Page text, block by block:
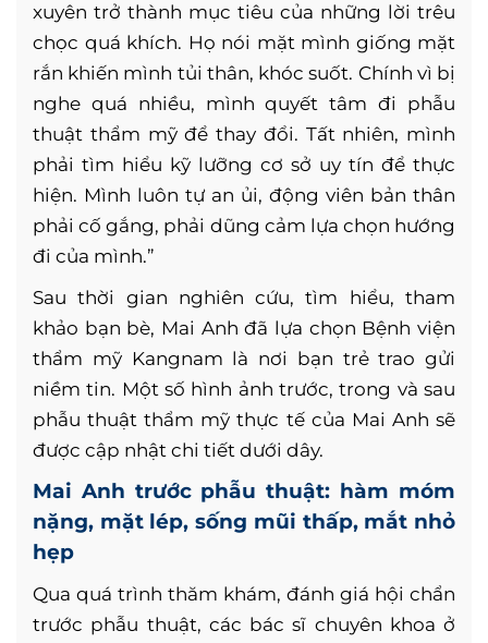
xuyên trở thành mục tiêu của những lời trêu
chọc quá khích. Họ nói mặt mình giống mặt
rắn khiến mình tủi thân, khóc suốt. Chính vì bị
nghe quá nhiều, mình quyết tâm đi phẫu
thuật thẩm mỹ để thay đổi. Tất nhiên, mình
phải tìm hiểu kỹ lưỡng cơ sở uy tín để thực
hiện. Mình luôn tự an ủi, động viên bản thân
phải cố gắng, phải dũng cảm lựa chọn hướng
đi của mình.”
Sau thời gian nghiên cứu, tìm hiểu, tham
khảo bạn bè, Mai Anh đã lựa chọn Bệnh viện
thẩm mỹ Kangnam là nơi bạn trẻ trao gửi
niềm tin. Một số hình ảnh trước, trong và sau
phẫu thuật thẩm mỹ thực tế của Mai Anh sẽ
được cập nhật chi tiết dưới dây.
Mai Anh trước phẫu thuật: hàm móm
nặng, mặt lép, sống mũi thấp, mắt nhỏ
hẹp
Qua quá trình thăm khám, đánh giá hội chẩn
trước phẫu thuật, các bác sĩ chuyên khoa ở